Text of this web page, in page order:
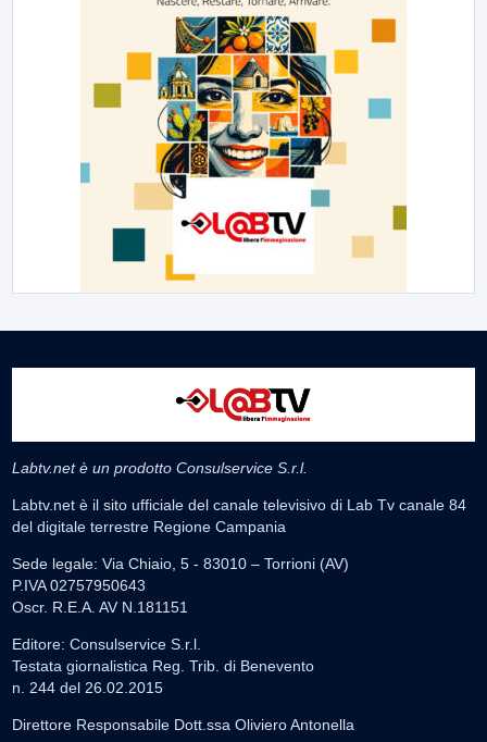
Labtv.net è un prodotto Consulservice S.r.l.
Labtv.net è il sito ufficiale del canale televisivo di Lab Tv canale 84
del digitale terrestre Regione Campania
Sede legale: Via Chiaio, 5 - 83010 – Torrioni (AV)
P.IVA 02757950643
Oscr. R.E.A. AV N.181151
Editore: Consulservice S.r.l.
Testata giornalistica Reg. Trib. di Benevento
n. 244 del 26.02.2015
Direttore Responsabile Dott.ssa Oliviero Antonella